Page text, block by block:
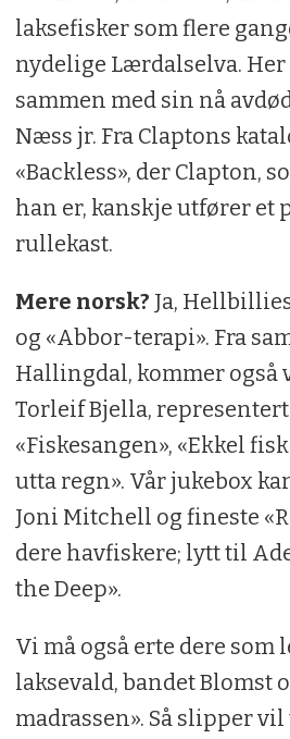
laksefisker som flere
nydelige Lærdalselva.
sammen med sin nå
Næss jr. Fra Claptons
«Backless», der Clapton,
han er, kanskje utfører et
rullekast.
Mere norsk? Ja,
og «Abbor-terapi». Fra
Hallingdal, kommer også
Torleif Bjella,
«Fiskesangen», «Ekkel
utta regn». Vår jukebox
Joni Mitchell og fineste
dere havfiskere; lytt til
the Deep».
Vi må også erte dere som
laksevald, bandet Blomst
madrassen». Så slipper